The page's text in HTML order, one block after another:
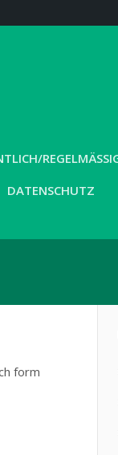
REGELMÄSSIG
DATENSCHUTZ
form